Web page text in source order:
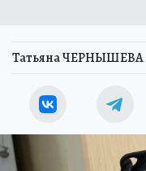
Татьяна ЧЕРНЫШЕВА